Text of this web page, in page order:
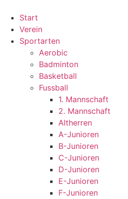
Inhalt
wechseln
Start
Verein
Sportarten
Aerobic
Badminton
Basketball
Fussball
1. Mannschaft
2. Mannschaft
Altherren
A-Junioren
B-Junioren
C-Junioren
D-Junioren
E-Junioren
F-Junioren